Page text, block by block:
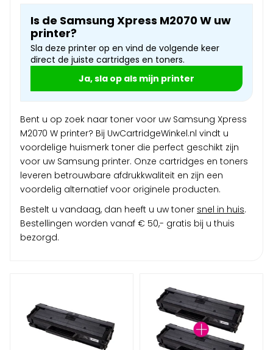
Is de Samsung Xpress M2070 W uw
printer?
Sla deze printer op en vind de volgende keer
direct de juiste cartridges en toners.
Ja, sla op als mijn printer
Bent u op zoek naar toner voor uw Samsung Xpress
M2070 W printer? Bij UwCartridgeWinkel.nl vindt u
voordelige huismerk toner die perfect geschikt zijn
voor uw Samsung printer. Onze cartridges en toners
leveren betrouwbare afdrukkwaliteit en zijn een
voordelig alternatief voor originele producten.
Bestelt u vandaag, dan heeft u uw toner snel in huis.
Bestellingen worden vanaf € 50,- gratis bij u thuis
bezorgd.